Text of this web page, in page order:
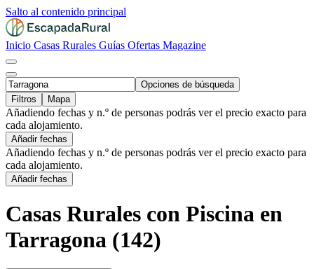
Salto al contenido principal
Inicio Casas Rurales Guías Ofertas Magazine
Opciones de búsqueda
Filtros
Mapa
Añadiendo fechas y n.º de personas podrás ver el precio exacto para
cada alojamiento.
Añadir fechas
Añadiendo fechas y n.º de personas podrás ver el precio exacto para
cada alojamiento.
Añadir fechas
Casas Rurales con Piscina en
Tarragona (142)